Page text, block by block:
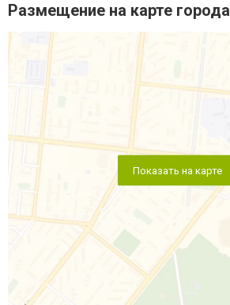
Размещение на карте города
Показать на карте